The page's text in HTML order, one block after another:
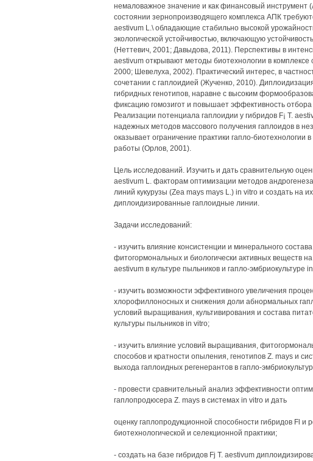
немаловажное значение и как финансовый инструмент
состоянии зернопроизводящего комплекса АПК
aestivum L.\ обладающие стабильно высокой
экологической устойчивостью, включающую
(Неттевич, 2001; Давыдова, 2011). Перспективы в
aestivum открывают методы биотехнологии в комплексе
2000; Шевелуха, 2002). Практический интерес, в
сочетании с гаплоидией (Жученко, 2010).
гибридных генотипов, наравне с высоким
фиксацию гомозигот и повышает эффективность
Реализации потенциала гаплоидии у гибридов F¡ Т.
надежных методов массового получения гаплоидов в
оказывает ограничение практики гапло-биотехнологии
работы (Орлов, 2001).
Цель исследований. Изучить и дать сравнительную
aestivum L. факторам оптимизации методов
линий кукурузы (Zea mays mays L.) in vitro и создать на
диплоидизированные гаплоидные линии.
Задачи исследований:
- изучить влияние консистенции и минерального
фитогормональных и биологически активных веществ
aestivum в культуре пыльников и гапло-эмбриокультуре
- изучить возможности эффективного увеличения
хлорофиллоносных и снижения доли абнормальных
условий выращивания, культивирования и состава
культуры пыльников in vitro;
- изучить влияние условий выращивания,
способов и кратности опыления, генотипов Z. mays и
выхода гаплоидных регенерантов в гапло-
- провести сравнительный анализ эффективности
гаплопродюсера Z. mays в системах in vitro и дать
оценку гаплопродукционной способности гибридов Fl и
биотехнологической и селекционной практики;
- создать на базе гибридов Fj Т. aestivum